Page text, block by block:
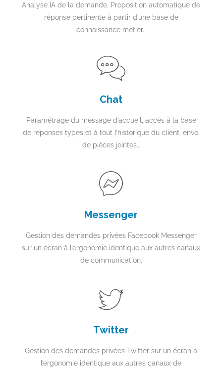
Analyse IA de la demande. Proposition automatique de
réponse pertinente à partir d’une base de
connaissance métier.
Chat
Paramétrage du message d’accueil, accès à la base
de réponses types et à tout l’historique du client, envoi
de pièces jointes…
Messenger
Gestion des demandes privées Facebook Messenger
sur un écran à l’ergonomie identique aux autres canaux
de communication.
Twitter
Gestion des demandes privées Twitter sur un écran à
l’ergonomie identique aux autres canaux de